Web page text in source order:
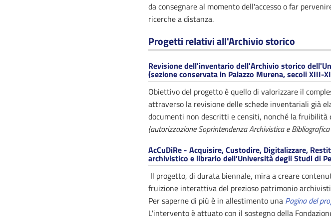
da consegnare al momento dell'accesso o far
ricerche a distanza.
Progetti relativi all'Archivio storico
Revisione dell'inventario dell'Archivio storico
(sezione conservata in Palazzo Murena, secoli XIII-
Obiettivo del progetto è quello di valorizzare il
attraverso la revisione delle schede inventariali già
documenti non descritti e censiti, nonché la fruibilità
(autorizzazione Soprintendenza Archivistica e
AcCuDiRe - Acquisire, Custodire, Digitalizzare,
archivistico e librario dell’Università degli Studi di
Il progetto, di durata biennale, mira a creare
fruizione interattiva del prezioso patrimonio
Per saperne di più è in allestimento una Pagina del
L'intervento è attuato con il sostegno della